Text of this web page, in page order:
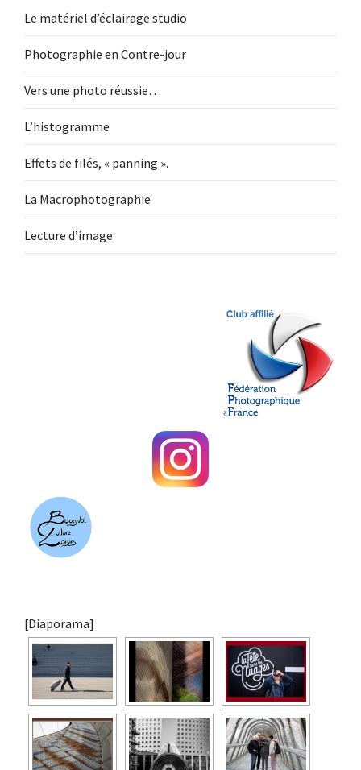
Le matériel d’éclairage studio
Photographie en Contre-jour
Vers une photo réussie…
L’histogramme
Effets de filés, « panning ».
La Macrophotographie
Lecture d’image
[Diaporama]